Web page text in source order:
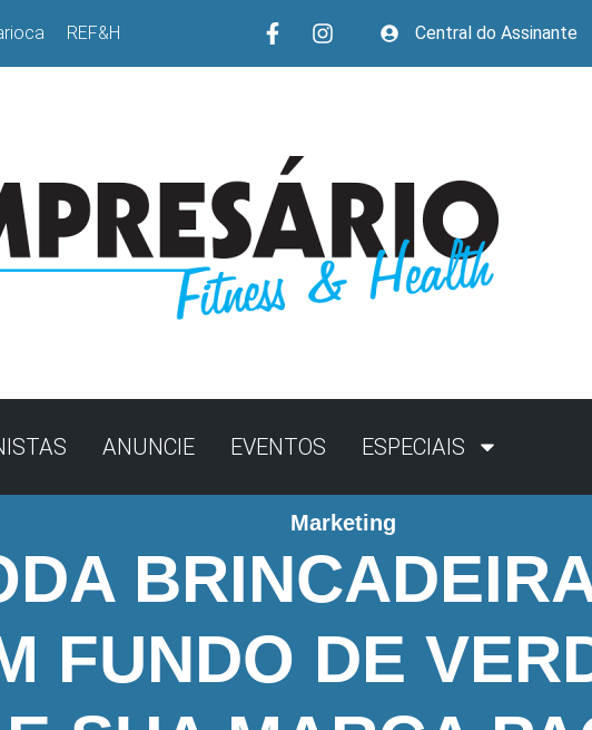
REF&H Central do Assinante
ANUNCIE EVENTOS ESPECIAIS
Marketing
FUNDO DE